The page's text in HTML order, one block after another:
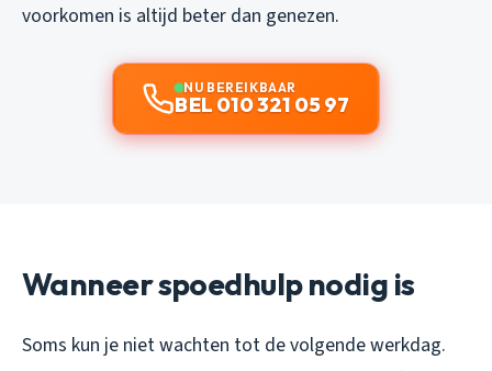
voorkomen is altijd beter dan genezen.
NU BEREIKBAAR
BEL 010 321 05 97
Wanneer spoedhulp nodig is
Soms kun je niet wachten tot de volgende werkdag.